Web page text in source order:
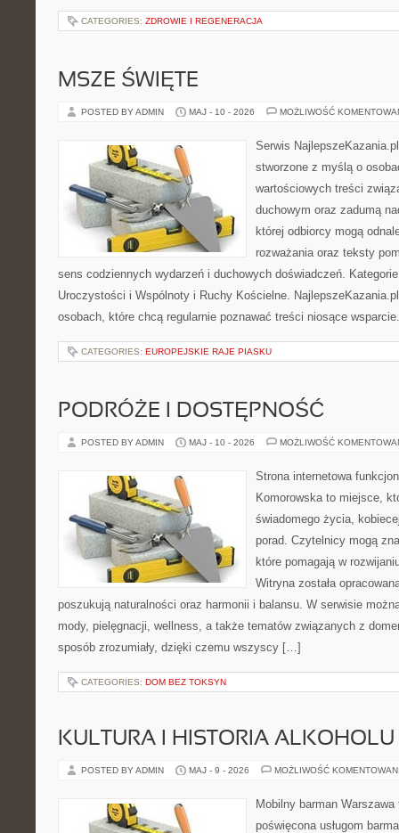
CATEGORIES: ZDROWIE I REGENERACJA
MSZE ŚWIĘTE
POSTED BY ADMIN MAJ - 10 - 2026 MOŻLIWOŚĆ
Serwis
stworzone z myślą o
wartościowych treści
duchowym oraz zadumą
której odbiorcy mogą
rozważania oraz teksty
sens codziennych wydarzeń i duchowych doświadczeń.
Uroczystości i Wspólnoty i Ruchy Kościelne.
osobach, które chcą regularnie poznawać treści niosące
CATEGORIES: EUROPEJSKIE RAJE PIASKU
PODRÓŻE I DOSTĘPNOŚĆ
POSTED BY ADMIN MAJ - 10 - 2026 MOŻLIWOŚĆ
Strona internetowa
Komorowska to miejsce,
świadomego życia,
porad. Czytelnicy mogą
które pomagają w
Witryna została
poszukują naturalności oraz harmonii i balansu. W serwisie
mody, pielęgnacji, wellness, a także tematów związanych z
sposób zrozumiały, dzięki czemu wszyscy […]
CATEGORIES: DOM BEZ TOKSYN
KULTURA I HISTORIA ALKOHOLU
POSTED BY ADMIN MAJ - 9 - 2026 MOŻLIWOŚĆ
Mobilny barman
poświęcona usługom